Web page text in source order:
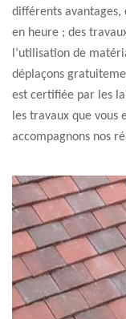
différents
en heure ; des
l’utilisation de
déplaçons
est certifiée par les
les travaux que vous
accompagnons nos